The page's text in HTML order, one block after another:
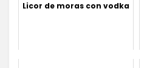
Licor de moras con vodka